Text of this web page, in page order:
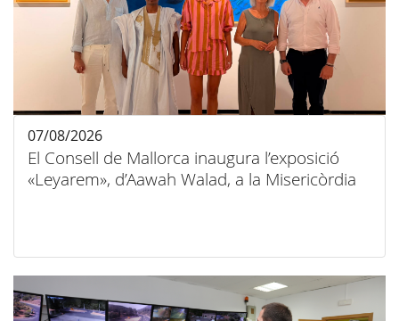
El Consell de Mallorca inaugura l’exposició
«Leyarem», d’Aawah Walad, a la Misericòrdia
07/08/2026